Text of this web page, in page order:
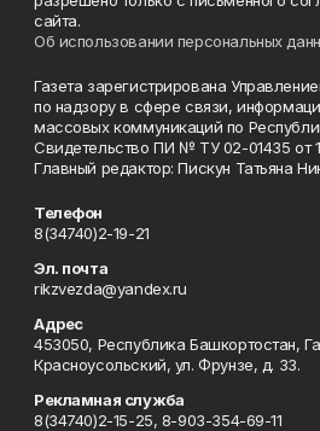
сайта.
Об использовании персональных
Газета зарегистрирована
по надзору в сфере связи,
массовых коммуникаций по
Свидетельство ПИ № ТУ 02-01435 от 1
Главный редактор: Пискун Татьяна
Телефон
8(34740)2-19-21
Эл. почта
rikzvezda@yandex.ru
Адрес
453050, Республика Башкортостан,
Красноусольский, ул. Фрунзе, д. 33.
Рекламная служба
8(34740)2-15-25, 8-903-354-69-11